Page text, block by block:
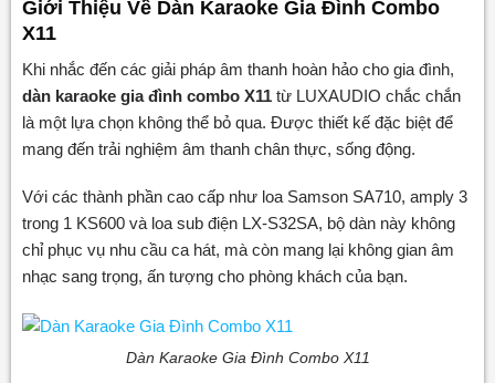
Giới Thiệu Về Dàn Karaoke Gia Đình Combo
X11
Khi nhắc đến các giải pháp âm thanh hoàn hảo cho gia đình,
dàn karaoke gia đình combo X11từ LUXAUDIO chắc chắn
là một lựa chọn không thể bỏ qua. Được thiết kế đặc biệt để
mang đến trải nghiệm âm thanh chân thực, sống động.
Với các thành phần cao cấp như loa Samson SA710, amply 3
trong 1 KS600 và loa sub điện LX-S32SA, bộ dàn này không
chỉ phục vụ nhu cầu ca hát, mà còn mang lại không gian âm
nhạc sang trọng, ấn tượng cho phòng khách của bạn.
Dàn Karaoke Gia Đình Combo X11